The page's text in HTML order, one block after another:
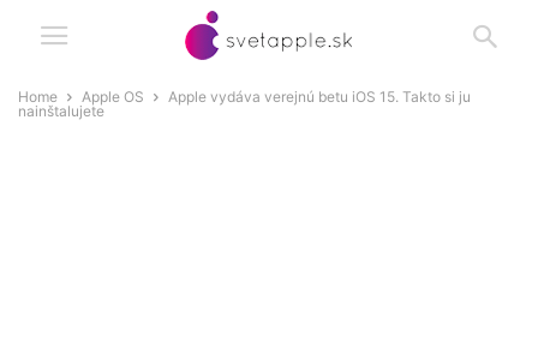
Home Apple OS
Apple vydáva verejnú betu iOS 15. Takto si ju
nainštalujete